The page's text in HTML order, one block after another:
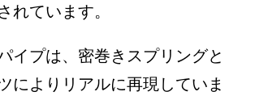
れています。
イプは、密巻きスプリングと
によりリアルに再現していま